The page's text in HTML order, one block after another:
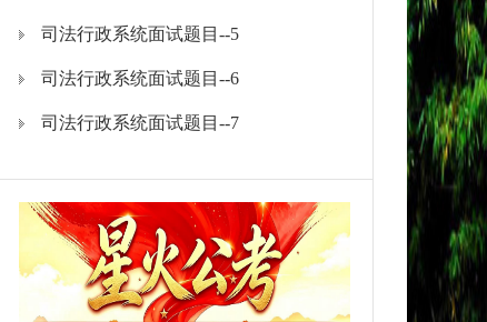
司法行政系统面试题目--5
司法行政系统面试题目--6
司法行政系统面试题目--7